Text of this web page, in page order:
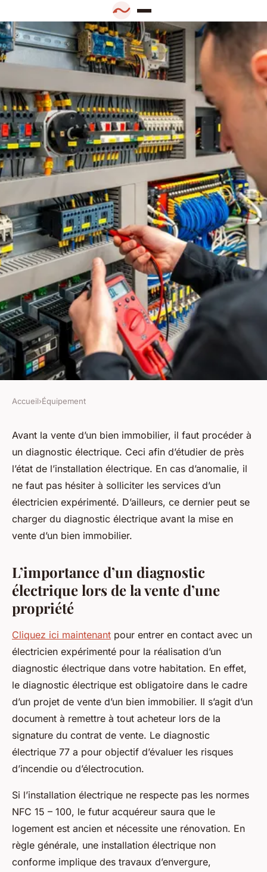
ÉQUIPEMENT
La nécessité du diagnostic
électrique avant une vente
immobilière
Éléna•8 septembre 2024• 2 min de lecture
Accueil›Équipement
Avant la vente d’un bien immobilier, il faut procéder à
un diagnostic électrique. Ceci afin d’étudier de près
l’état de l’installation électrique. En cas d’anomalie, il
ne faut pas hésiter à solliciter les services d’un
électricien expérimenté. D’ailleurs, ce dernier peut se
charger du diagnostic électrique avant la mise en
vente d’un bien immobilier.
L’importance d’un diagnostic
électrique lors de la vente d’une
propriété
Cliquez ici maintenant pour entrer en contact avec un
électricien expérimenté pour la réalisation d’un
diagnostic électrique dans votre habitation. En effet,
le diagnostic électrique est obligatoire dans le cadre
d’un projet de vente d’un bien immobilier. Il s’agit d’un
document à remettre à tout acheteur lors de la
signature du contrat de vente. Le diagnostic
électrique 77 a pour objectif d’évaluer les risques
d’incendie ou d’électrocution.
Si l’installation électrique ne respecte pas les normes
NFC 15 – 100, le futur acquéreur saura que le
logement est ancien et nécessite une rénovation. En
règle générale, une installation électrique non
conforme implique des travaux d’envergure,